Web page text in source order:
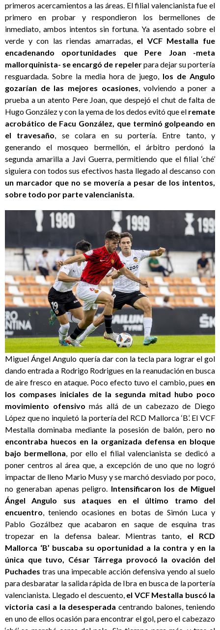
primeros acercamientos a las áreas. El filial valencianista fue el
primero en probar y respondieron los bermellones de
inmediato, ambos intentos sin fortuna. Ya asentado sobre el
verde y con las riendas amarradas, el VCF Mestalla fue
encadenando oportunidades que Pere Joan -meta
mallorquinista- se encargó de repelerpara dejar su portería
resguardada. Sobre la media hora de juego, los de Angulo
gozarían de las mejores ocasiones, volviendo a poner a
prueba a un atento Pere Joan, que despejó el chut de falta de
Hugo González y con la yema de los dedos evitó que el remate
acrobático de Facu González, que terminó golpeando en
el travesaño, se colara en su portería. Entre tanto, y
generando el mosqueo bermellón, el árbitro perdonó la
segunda amarilla a Javi Guerra, permitiendo que el filial ‘ché’
siguiera con todos sus efectivos hasta llegado al descanso con
un marcador que no se movería a pesar de los intentos,
sobre todo por parte valencianista.
Miguel Ángel Angulo quería dar con la tecla para lograr el gol
dando entrada a Rodrigo Rodrigues en la reanudación en busca
de aire fresco en ataque. Poco efecto tuvo el cambio, pues en
los compases iniciales de la segunda mitad hubo poco
movimiento ofensivo más allá de un cabezazo de Diego
López que no inquietó la portería del RCD Mallorca ‘B’. El VCF
Mestalla dominaba mediante la posesión de balón, pero no
encontraba huecos en la organizada defensa en bloque
bajo bermellona, por ello el filial valencianista se dedicó a
poner centros al área que, a excepción de uno que no logró
impactar de lleno Mario Musy y se marchó desviado por poco,
no generaban apenas peligro. Intensificaron los de Miguel
Ángel Angulo sus ataques en el último tramo del
encuentro, teniendo ocasiones en botas de Simón Luca y
Pablo Gozálbez que acabaron en saque de esquina tras
tropezar en la defensa balear. Mientras tanto, el RCD
Mallorca ‘B’ buscaba su oportunidad a la contra y en la
única que tuvo, César Tárrega provocó la ovación del
Puchades tras una impecable acción defensiva yendo al suelo
para desbaratar la salida rápida de Ibra en busca de la portería
valencianista. Llegado el descuento, el VCF Mestalla buscó la
victoria casi a la desesperada centrando balones, teniendo
en uno de ellos ocasión para encontrar el gol, pero el cabezazo